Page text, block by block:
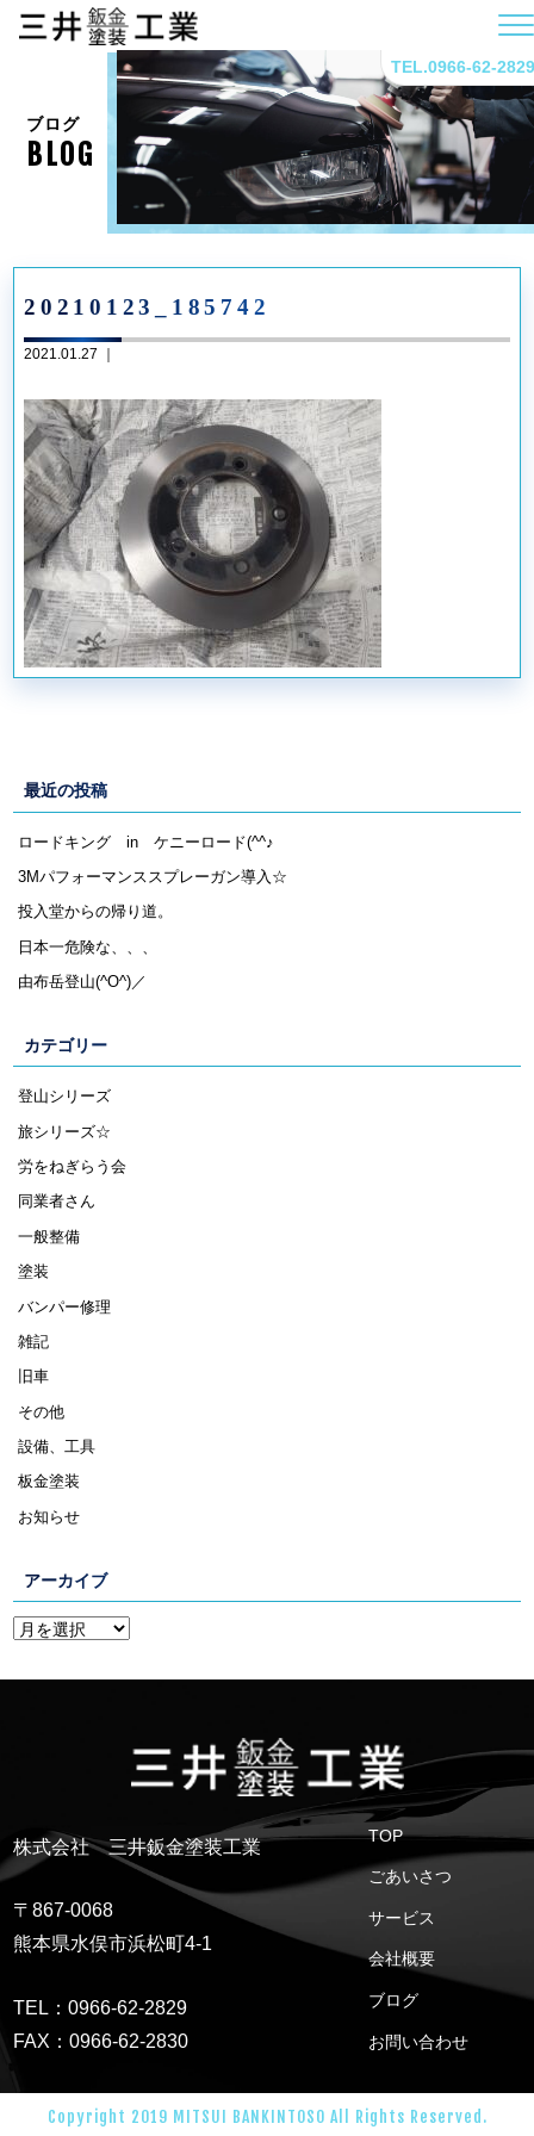
TEL.0966-62-2829
ブログ
BLOG
20210123_185742
2021.01.27 ｜
最近の投稿
ロードキング in ケニーロード(^^♪
3Mパフォーマンススプレーガン導入☆
投入堂からの帰り道。
日本一危険な、、、
由布岳登山(^O^)／
カテゴリー
登山シリーズ
旅シリーズ☆
労をねぎらう会
同業者さん
一般整備
塗装
バンパー修理
雑記
旧車
その他
設備、工具
板金塗装
お知らせ
アーカイブ
株式会社 三井鈑金塗装工業
〒867-0068
熊本県水俣市浜松町4-1
TEL：0966-62-2829
FAX：0966-62-2830
TOP
ごあいさつ
サービス
会社概要
ブログ
お問い合わせ
Copyright 2019 MITSUI BANKINTOSO All Rights Reserved.